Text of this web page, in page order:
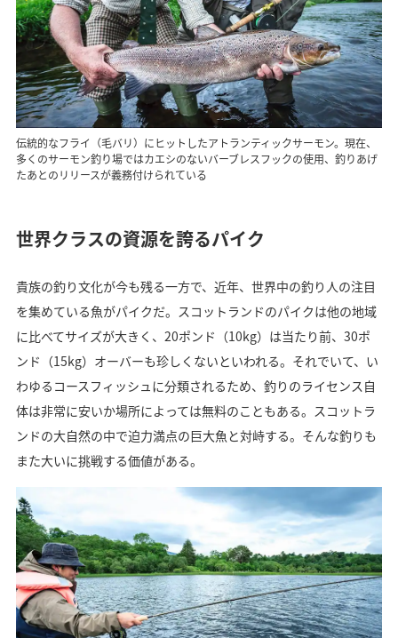
伝統的なフライ（毛バリ）にヒットしたアトランティックサーモン。現在、
多くのサーモン釣り場ではカエシのないバーブレスフックの使用、釣りあげ
たあとのリリースが義務付けられている
世界クラスの資源を誇るパイク
貴族の釣り文化が今も残る一方で、近年、世界中の釣り人の注目
を集めている魚がパイクだ。スコットランドのパイクは他の地域
に比べてサイズが大きく、20ポンド（10kg）は当たり前、30ポ
ンド（15kg）オーバーも珍しくないといわれる。それでいて、い
わゆるコースフィッシュに分類されるため、釣りのライセンス自
体は非常に安いか場所によっては無料のこともある。スコットラ
ンドの大自然の中で迫力満点の巨大魚と対峙する。そんな釣りも
また大いに挑戦する価値がある。